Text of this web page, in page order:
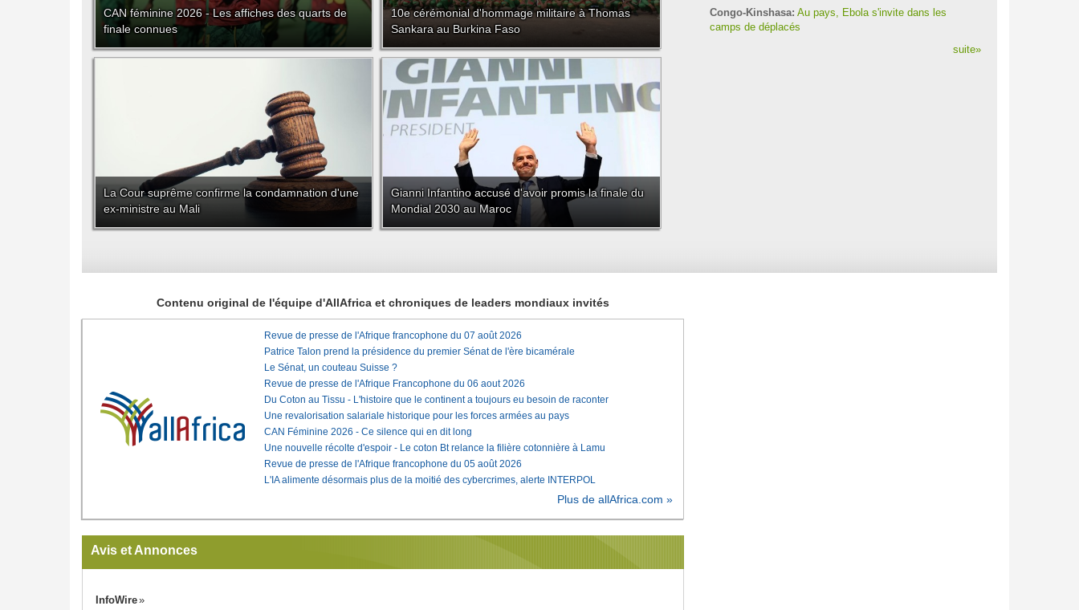
CAN féminine 2026 - Les affiches des quarts de
finale connues
10e cérémonial d'hommage militaire à Thomas
Sankara au Burkina Faso
La Cour suprême confirme la condamnation d'une
ex-ministre au Mali
Gianni Infantino accusé d'avoir promis la finale du
Mondial 2030 au Maroc
Congo-Kinshasa: Au pays, Ebola s'invite dans les
camps de déplacés
suite»
Contenu original de l'équipe d'AllAfrica et chroniques de leaders mondiaux invités
Revue de presse de l'Afrique francophone du 07 août 2026
Patrice Talon prend la présidence du premier Sénat de l'ère bicamérale
Le Sénat, un couteau Suisse ?
Revue de presse de l'Afrique Francophone du 06 aout 2026
Du Coton au Tissu - L'histoire que le continent a toujours eu besoin de raconter
Une revalorisation salariale historique pour les forces armées au pays
CAN Féminine 2026 - Ce silence qui en dit long
Une nouvelle récolte d'espoir - Le coton Bt relance la filière cotonnière à Lamu
Revue de presse de l'Afrique francophone du 05 août 2026
L'IA alimente désormais plus de la moitié des cybercrimes, alerte INTERPOL
Plus de allAfrica.com »
Avis et Annonces
InfoWire